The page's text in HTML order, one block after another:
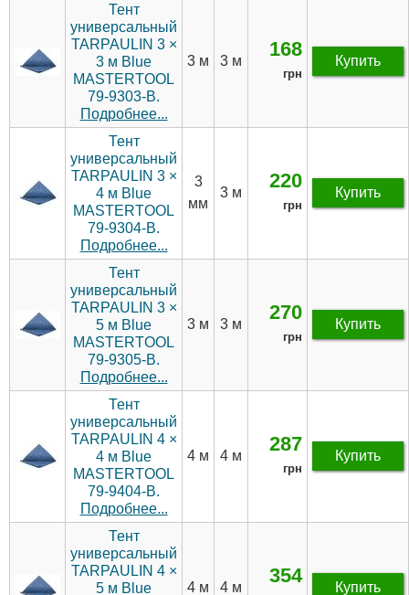
Тент
универсальный
TARPAULIN 3 ×
3 м Blue
MASTERTOOL
79-9303-В.
Подробнее...
3 м 3 м
168
грн
Купить
Тент
универсальный
TARPAULIN 3 ×
4 м Blue
MASTERTOOL
79-9304-В.
Подробнее...
3
мм
3 м
220
грн
Купить
Тент
универсальный
TARPAULIN 3 ×
5 м Blue
MASTERTOOL
79-9305-В.
Подробнее...
3 м 3 м
270
грн
Купить
Тент
универсальный
TARPAULIN 4 ×
4 м Blue
MASTERTOOL
79-9404-В.
Подробнее...
4 м 4 м
287
грн
Купить
Тент
универсальный
TARPAULIN 4 ×
5 м Blue
4 м 4 м
354
Купить